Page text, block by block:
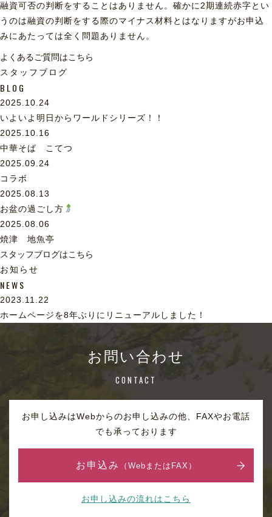
融資可否の判断をすることはありません。確かに2期連続赤字とい
うのは融資の判断をする際のマイナス材料とはなりますがお申込
みにあたっては全く問題ありません。
よくあるご質問はこちら
スタッフブログ
BLOG
2025.10.24
いよいよ明日からワールドシリーズ！！
2025.10.16
中華そば こてつ
2025.09.24
コラボ
2025.08.13
お盆の過ごし方
2025.08.06
焼津 地魚亭
スタッフブログはこちら
お知らせ
NEWS
2023.11.22
ホームページを8年ぶりにリニューアルしました！
お問い合わせ
CONTACT
お申し込みはWebからのお申し込みの他、FAXやお電話
でも承っております
お申込み （WebまたはFAX）
お申し込みの流れはこちら